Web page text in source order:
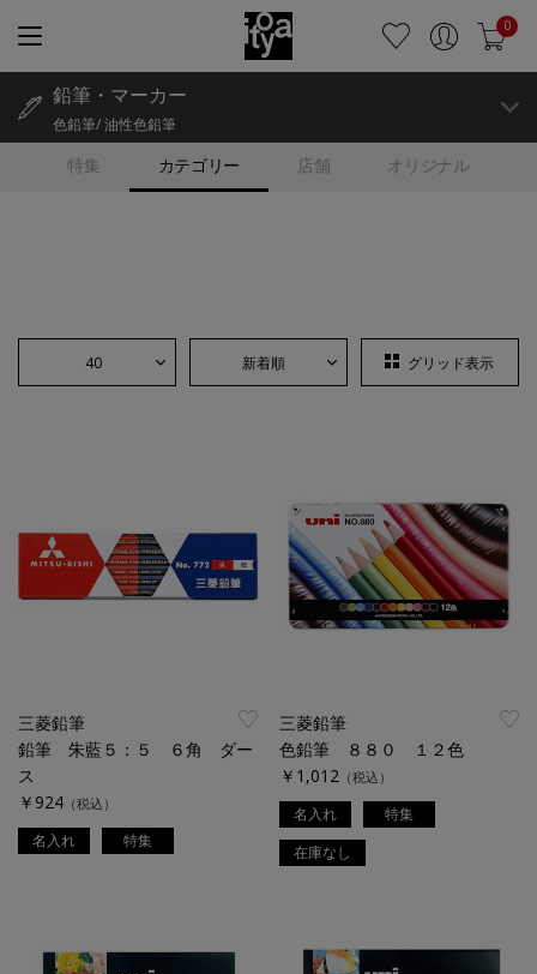
0
特集 カテゴリー 店舗 オリジナル
鉛筆・マーカー
色鉛筆/ 油性色鉛筆
40 新着順 グリッド表示
三菱鉛筆
鉛筆 朱藍５：５ ６角 ダー
ス
￥924 （税込）
名入れ 特集
三菱鉛筆
色鉛筆 ８８０ １２色
￥1,012 （税込）
名入れ
特集
在庫なし